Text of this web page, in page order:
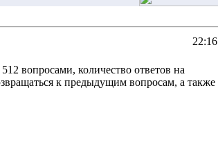
22:16
вопросами, количество ответов на
к предыдущим вопросам, а также